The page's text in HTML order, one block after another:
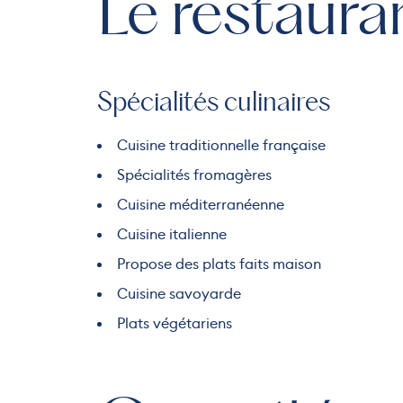
Le
Spécialités culinaires
Cuisine traditionnelle française
Spécialités fromagères
Cuisine méditerranéenne
Cuisine italienne
Propose des plats faits maison
Cuisine savoyarde
Plats végétariens